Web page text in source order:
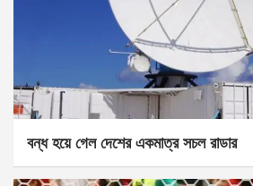
বন্ধ হয়ে গেল দেশের একমাত্র সচল রাডার